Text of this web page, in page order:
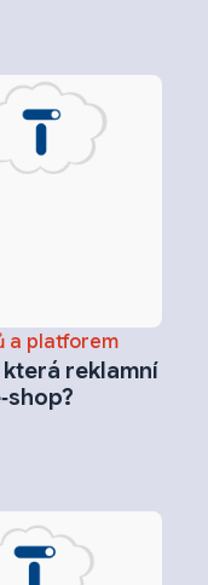
a platforem
která reklamní